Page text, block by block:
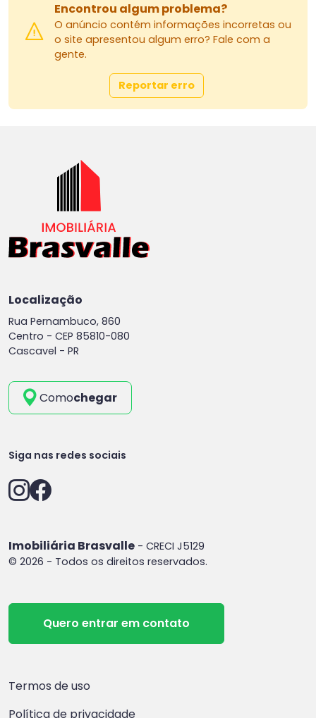
Encontrou algum problema?
O anúncio contém informações incorretas ou
o site apresentou algum erro? Fale com a
gente.
Reportar erro
Localização
Rua Pernambuco, 860
Centro - CEP 85810-080
Cascavel - PR
Comochegar
Siga nas redes sociais
Imobiliária Brasvalle - CRECI J5129
© 2026 - Todos os direitos reservados.
Quero entrar em contato
Termos de uso
Política de privacidade